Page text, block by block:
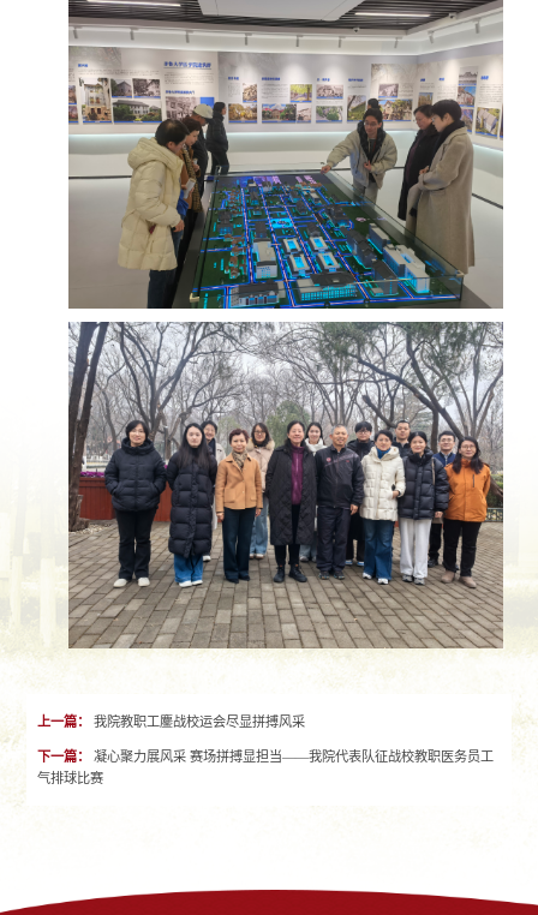
上一篇： 我院教职工鏖战校运会尽显拼搏风采
下一篇：
凝心聚力展风采 赛场拼搏显担当——我院代表队征战校教职医务员工
气排球比赛